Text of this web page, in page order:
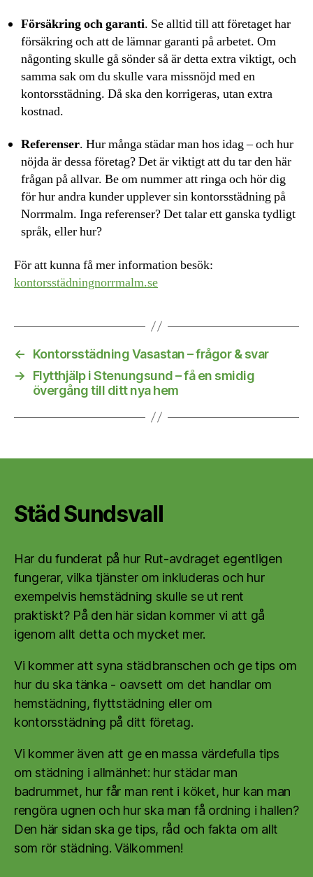
Försäkring och garanti. Se alltid till att företaget har
försäkring och att de lämnar garanti på arbetet. Om
någonting skulle gå sönder så är detta extra viktigt, och
samma sak om du skulle vara missnöjd med en
kontorsstädning. Då ska den korrigeras, utan extra
kostnad.
Referenser. Hur många städar man hos idag – och hur
nöjda är dessa företag? Det är viktigt att du tar den här
frågan på allvar. Be om nummer att ringa och hör dig
för hur andra kunder upplever sin kontorsstädning på
Norrmalm. Inga referenser? Det talar ett ganska tydligt
språk, eller hur?
För att kunna få mer information besök:
kontorsstädningnorrmalm.se
←
Kontorsstädning Vasastan – frågor & svar
→
Flytthjälp i Stenungsund – få en smidig
övergång till ditt nya hem
Städ Sundsvall
Har du funderat på hur Rut-avdraget egentligen
fungerar, vilka tjänster om inkluderas och hur
exempelvis hemstädning skulle se ut rent
praktiskt? På den här sidan kommer vi att gå
igenom allt detta och mycket mer.
Vi kommer att syna städbranschen och ge tips om
hur du ska tänka - oavsett om det handlar om
hemstädning, flyttstädning eller om
kontorsstädning på ditt företag.
Vi kommer även att ge en massa värdefulla tips
om städning i allmänhet: hur städar man
badrummet, hur får man rent i köket, hur kan man
rengöra ugnen och hur ska man få ordning i hallen?
Den här sidan ska ge tips, råd och fakta om allt
som rör städning. Välkommen!